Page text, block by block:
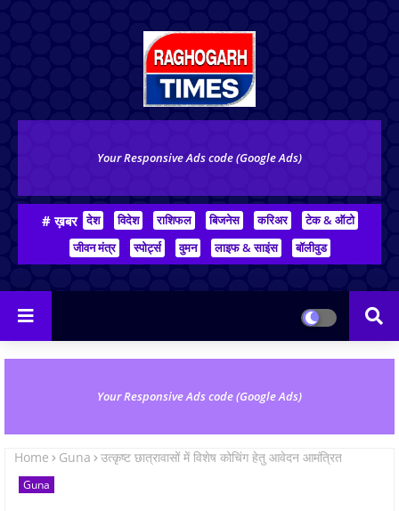
Your Responsive Ads code (Google Ads)
# ख़बर देश विदेश राशिफल बिजनेस करिअर
टेक & ऑटो
जीवन मंत्र
स्पोर्ट्स वुमन लाइफ & साइंस बॉलीवुड
Your Responsive Ads code (Google Ads)
Home Guna उत्कृष्ट छात्रावासों में विशेष कोचिंग हेतु आवेदन आमंत्रित
Guna